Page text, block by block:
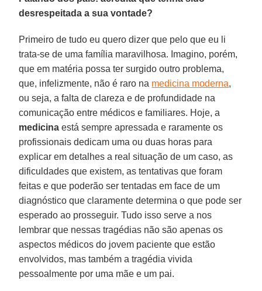
desrespeitada a sua vontade?
Primeiro de tudo eu quero dizer que pelo que eu li
trata-se de uma família maravilhosa. Imagino, porém,
que em matéria possa ter surgido outro problema,
que, infelizmente, não é raro na medicina moderna,
ou seja, a falta de clareza e de profundidade na
comunicação entre médicos e familiares. Hoje, a
medicina está sempre apressada e raramente os
profissionais dedicam uma ou duas horas para
explicar em detalhes a real situação de um caso, as
dificuldades que existem, as tentativas que foram
feitas e que poderão ser tentadas em face de um
diagnóstico que claramente determina o que pode ser
esperado ao prosseguir. Tudo isso serve a nos
lembrar que nessas tragédias não são apenas os
aspectos médicos do jovem paciente que estão
envolvidos, mas também a tragédia vivida
pessoalmente por uma mãe e um pai.